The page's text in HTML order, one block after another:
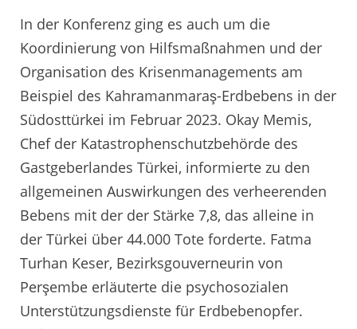
In der Konferenz ging es auch um die
Koordinierung von Hilfsmaßnahmen und der
Organisation des Krisenmanagements am
Beispiel des Kahramanmaraş-Erdbebens in der
Südosttürkei im Februar 2023. Okay Memis,
Chef der Katastrophenschutzbehörde des
Gastgeberlandes Türkei, informierte zu den
allgemeinen Auswirkungen des verheerenden
Bebens mit der der Stärke 7,8, das alleine in
der Türkei über 44.000 Tote forderte. Fatma
Turhan Keser, Bezirksgouverneurin von
Perşembe erläuterte die psychosozialen
Unterstützungsdienste für Erdbebenopfer.